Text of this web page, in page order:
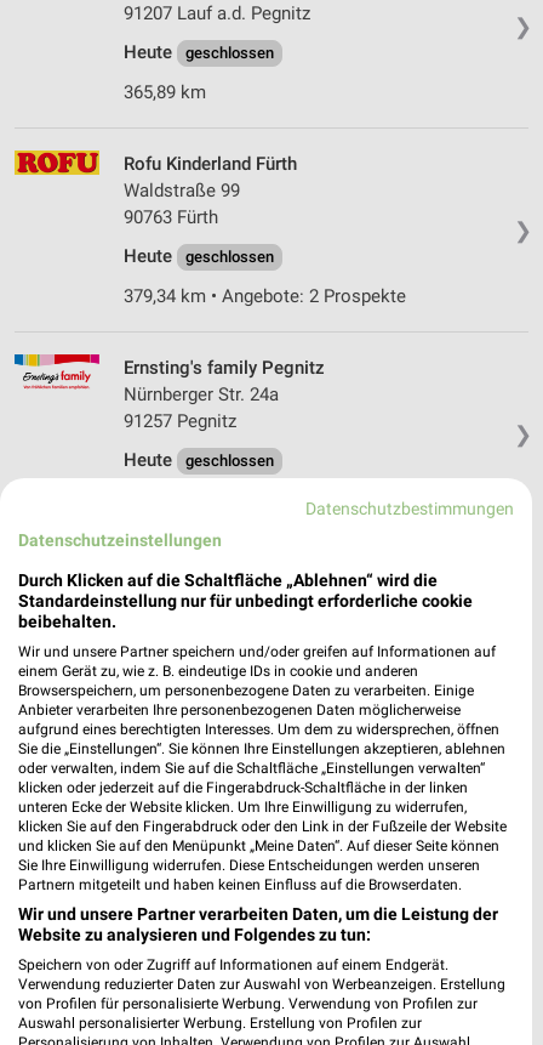
❯
91207 Lauf a.d. Pegnitz
Heute
geschlossen
365,89 km
❯
Rofu Kinderland Fürth
Waldstraße 99
90763 Fürth
Heute
geschlossen
379,34 km • Angebote: 2 Prospekte
❯
Ernsting's family Pegnitz
Nürnberger Str. 24a
91257 Pegnitz
Heute
geschlossen
Ernsting's family Neustadt a. d. Aisch
Wilhelmstraße 20
Heute
geschlossen
380,98 km
Ernsting's family Lichtenfels
Marktplatz 13
96215 Lichtenfels
Heute geschlossen
309,98 km
Ernsting's family Nürnberg
Breite Gasse 5
90402 Nürnberg
Datenschutzbestimmungen
Datenschutzeinstellungen
Durch Klicken auf die Schaltfläche „Ablehnen“ wird die
Standardeinstellung nur für unbedingt erforderliche cookie
beibehalten.
Wir und unsere Partner speichern und/oder greifen auf Informationen auf
einem Gerät zu, wie z. B. eindeutige IDs in cookie und anderen
Browserspeichern, um personenbezogene Daten zu verarbeiten. Einige
Anbieter verarbeiten Ihre personenbezogenen Daten möglicherweise
aufgrund eines berechtigten Interesses. Um dem zu widersprechen, öffnen
Sie die „Einstellungen“. Sie können Ihre Einstellungen akzeptieren, ablehnen
oder verwalten, indem Sie auf die Schaltfläche „Einstellungen verwalten“
klicken oder jederzeit auf die Fingerabdruck-Schaltfläche in der linken
unteren Ecke der Website klicken. Um Ihre Einwilligung zu widerrufen,
klicken Sie auf den Fingerabdruck oder den Link in der Fußzeile der Website
und klicken Sie auf den Menüpunkt „Meine Daten“. Auf dieser Seite können
Sie Ihre Einwilligung widerrufen. Diese Entscheidungen werden unseren
Partnern mitgeteilt und haben keinen Einfluss auf die Browserdaten.
Wir und unsere Partner verarbeiten Daten, um die Leistung der
Website zu analysieren und Folgendes zu tun:
Speichern von oder Zugriff auf Informationen auf einem Endgerät.
Verwendung reduzierter Daten zur Auswahl von Werbeanzeigen. Erstellung
von Profilen für personalisierte Werbung. Verwendung von Profilen zur
Auswahl personalisierter Werbung. Erstellung von Profilen zur